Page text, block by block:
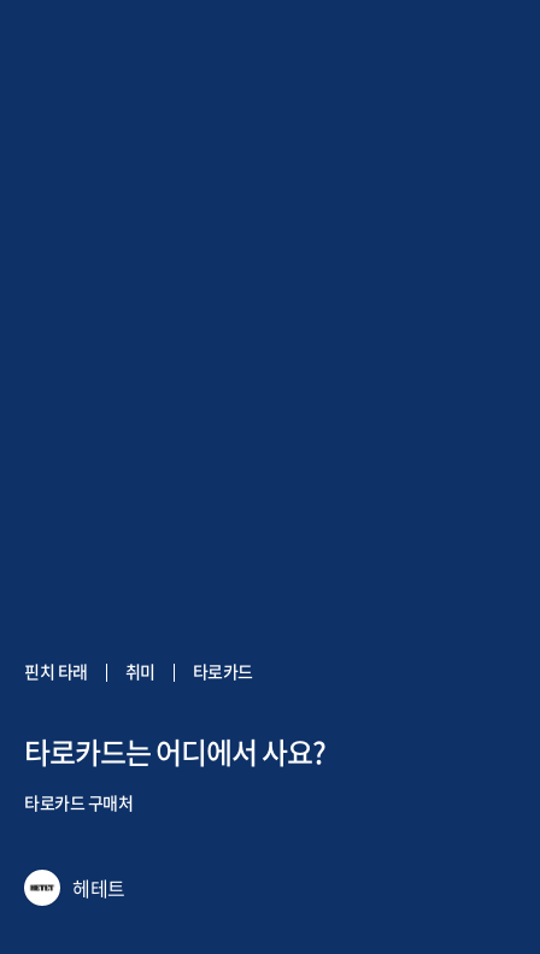
핀치 타래 취미 타로카드
타로카드는 어디에서 사요?
타로카드 구매처
헤테트